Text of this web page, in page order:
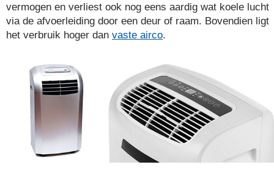
vermogen en verliest ook nog eens aardig wat koele lucht
via de afvoerleiding door een deur of raam. Bovendien ligt
het verbruik hoger dan vaste airco.